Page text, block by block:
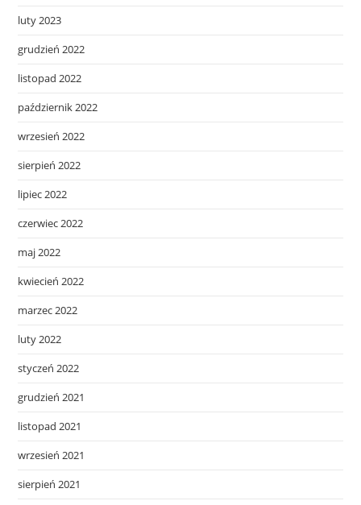
luty 2023
grudzień 2022
listopad 2022
październik 2022
wrzesień 2022
sierpień 2022
lipiec 2022
czerwiec 2022
maj 2022
kwiecień 2022
marzec 2022
luty 2022
styczeń 2022
grudzień 2021
listopad 2021
wrzesień 2021
sierpień 2021